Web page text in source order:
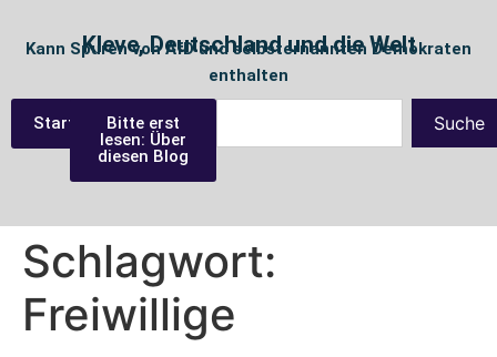
Kleve, Deutschland und die Welt
Kann Spuren von AfD und selbsternannten Demokraten
enthalten
StartseiteBitte erst
lesen: Über
diesen Blog
Suche
Schlagwort:
Freiwillige